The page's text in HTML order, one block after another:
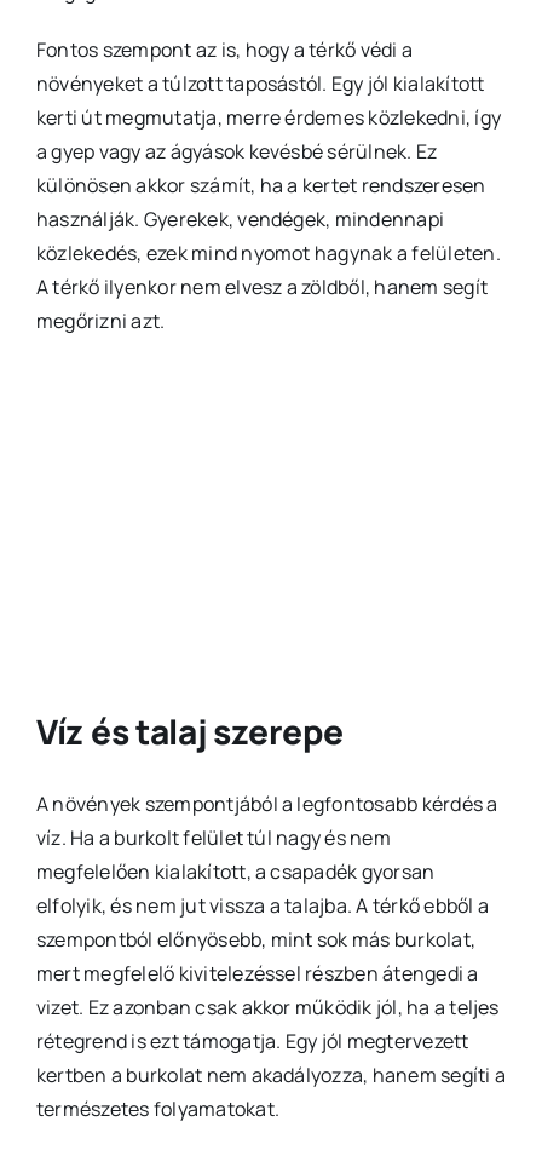
Fontos szempont az is, hogy a térkő védi a
növényeket a túlzott taposástól. Egy jól kialakított
kerti út megmutatja, merre érdemes közlekedni, így
a gyep vagy az ágyások kevésbé sérülnek. Ez
különösen akkor számít, ha a kertet rendszeresen
használják. Gyerekek, vendégek, mindennapi
közlekedés, ezek mind nyomot hagynak a felületen.
A térkő ilyenkor nem elvesz a zöldből, hanem segít
megőrizni azt.
Víz és talaj szerepe
A növények szempontjából a legfontosabb kérdés a
víz. Ha a burkolt felület túl nagy és nem
megfelelően kialakított, a csapadék gyorsan
elfolyik, és nem jut vissza a talajba. A térkő ebből a
szempontból előnyösebb, mint sok más burkolat,
mert megfelelő kivitelezéssel részben átengedi a
vizet. Ez azonban csak akkor működik jól, ha a teljes
rétegrend is ezt támogatja. Egy jól megtervezett
kertben a burkolat nem akadályozza, hanem segíti a
természetes folyamatokat.